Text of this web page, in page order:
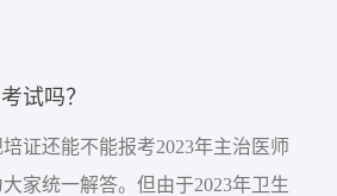
试吗？
证还能不能报考2023年主治医师
家统一解答。但由于2023年卫生